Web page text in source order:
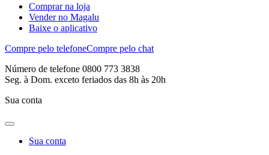
Comprar na loja
Vender no Magalu
Baixe o aplicativo
Compre pelo telefoneCompre pelo chat
Número de telefone 0800 773 3838
Seg. à Dom. exceto feriados das 8h às 20h
Sua conta
Sua conta